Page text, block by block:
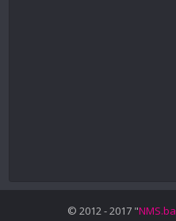
© 2012 - 2017 "NMS.ba